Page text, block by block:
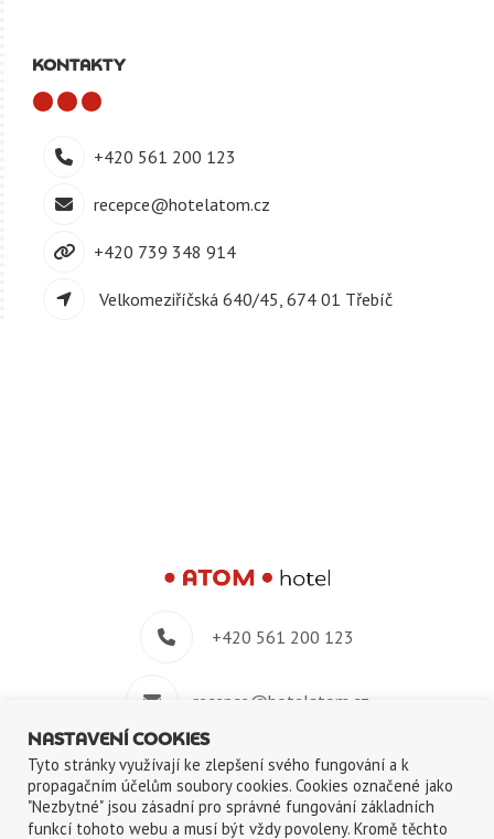
KONTAKTY
+420 561 200 123
recepce@hotelatom.cz
+420 739 348 914
Velkomeziříčská 640/45, 674 01 Třebíč
+420 561 200 123
recepce@hotelatom.cz
+420 739 348 914
Velkomeziříčská 640/45, 674 01 Třebíč
NASTAVENÍ COOKIES
Tyto stránky využívají ke zlepšení svého fungování a k
propagačním účelům soubory cookies. Cookies označené jako
"Nezbytné" jsou zásadní pro správné fungování základních
funkcí tohoto webu a musí být vždy povoleny. Kromě těchto